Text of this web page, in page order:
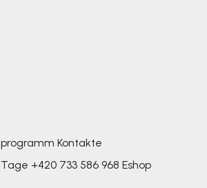
Kontakte
+420 733 586 968 Eshop